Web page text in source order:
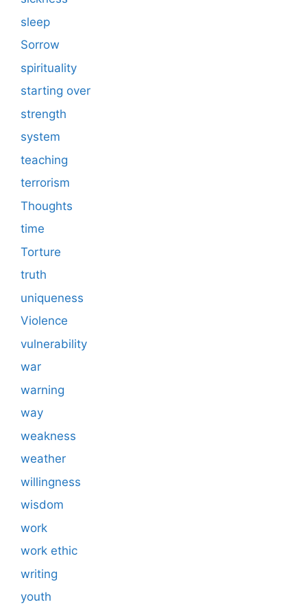
sleep
Sorrow
spirituality
starting over
strength
system
teaching
terrorism
Thoughts
time
Torture
truth
uniqueness
Violence
vulnerability
war
warning
way
weakness
weather
willingness
wisdom
work
work ethic
writing
youth